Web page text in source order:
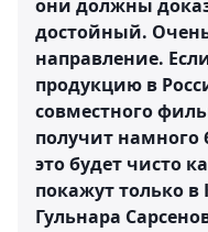
они должны
достойный.
направление.
продукцию в
совместного
получит намного
это будет чисто
покажут только в
Гульнара